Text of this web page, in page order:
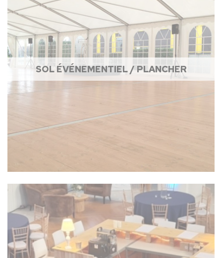
SOL ÉVÉNEMENTIEL / PLANCHER